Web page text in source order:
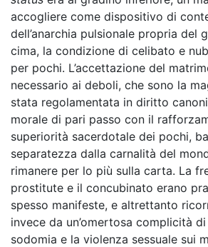
accogliere come dispositivo di
dell’anarchia pulsionale propria del
cima, la condizione di celibato e
per pochi. L’accettazione del
necessario ai deboli, che sono la
stata regolamentata in diritto
morale di pari passo con il
superiorità sacerdotale dei pochi,
separatezza dalla carnalità del
rimanere per lo più sulla carta. La
prostitute e il concubinato erano
spesso manifeste, e altrettanto
invece da un’omertosa complicità
sodomia e la violenza sessuale sui